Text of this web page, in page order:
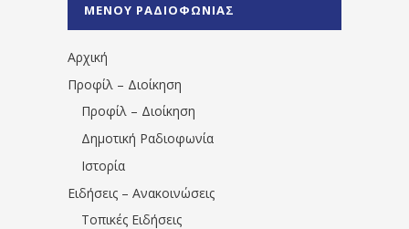
1531194763766854/" artist="" ]
ΜΕΝΟΥ ΡΑΔΙΟΦΩΝΙΑΣ
Αρχική
Προφίλ – Διοίκηση
Προφίλ – Διοίκηση
Δημοτική Ραδιοφωνία
Ιστορία
Ειδήσεις – Ανακοινώσεις
Τοπικές Ειδήσεις